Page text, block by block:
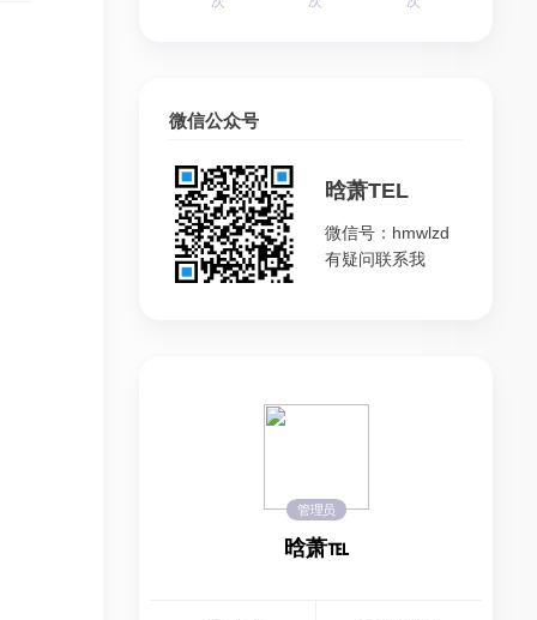
微信公众号
晗萧TEL
微信号：hmwlzd
有疑问联系我
管理员
晗萧℡